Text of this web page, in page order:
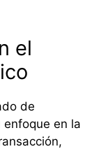
el
de
en la